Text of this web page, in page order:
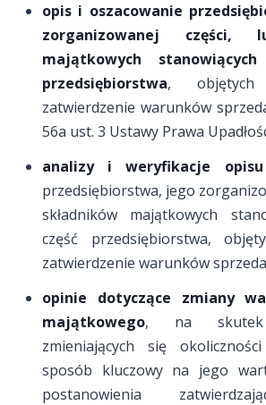
opis i oszacowanie
zorganizowanej części,
majątkowych
przedsiębiorstwa,
zatwierdzenie warunków
56a ust. 3 Ustawy Prawa
analizy i weryfikacje
przedsiębiorstwa, jego
składników majątkowych
część przedsiębiorstwa,
zatwierdzenie warunków
opinie dotyczące zmiany
majątkowego, na
zmieniających się
sposób kluczowy na jego
postanowienia